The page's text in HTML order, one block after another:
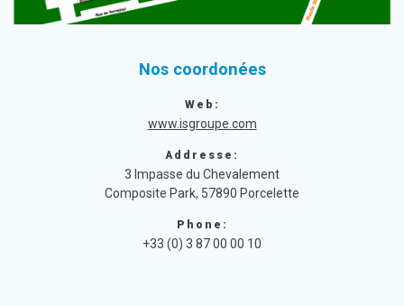
Nos coordonées
Web:
www.isgroupe.com
Addresse:
3 Impasse du Chevalement
Composite Park, 57890 Porcelette
Phone:
+33 (0) 3 87 00 00 10